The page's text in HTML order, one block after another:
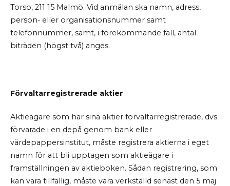
Torso, 211 15 Malmö. Vid anmälan ska namn, adress,
person- eller organisationsnummer samt
telefonnummer, samt, i förekommande fall, antal
biträden (högst två) anges.
Förvaltarregistrerade aktier
Aktieägare som har sina aktier förvaltarregistrerade, dvs.
förvarade i en depå genom bank eller
värdepappersinstitut, måste registrera aktierna i eget
namn för att bli upptagen som aktieägare i
framställningen av aktieboken. Sådan registrering, som
kan vara tillfällig, måste vara verkställd senast den 5 maj